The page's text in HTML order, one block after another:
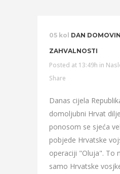
05 kol DAN
ZAHVALNOSTI
Posted at 13:49h in
Share
Danas cijela
domoljubni Hrvat
ponosom se sjeća
pobjede Hrvatske
operaciji "Oluja". To
samo Hrvatske